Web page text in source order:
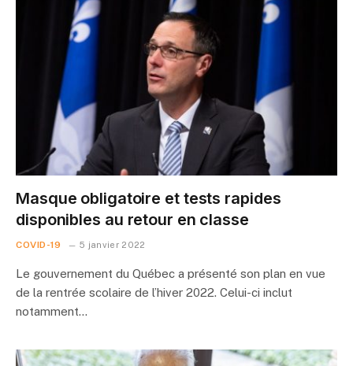
Masque obligatoire et tests rapides
disponibles au retour en classe
COVID-19 5 janvier 2022
Le gouvernement du Québec a présenté son plan en vue
de la rentrée scolaire de l’hiver 2022. Celui-ci inclut
notamment…